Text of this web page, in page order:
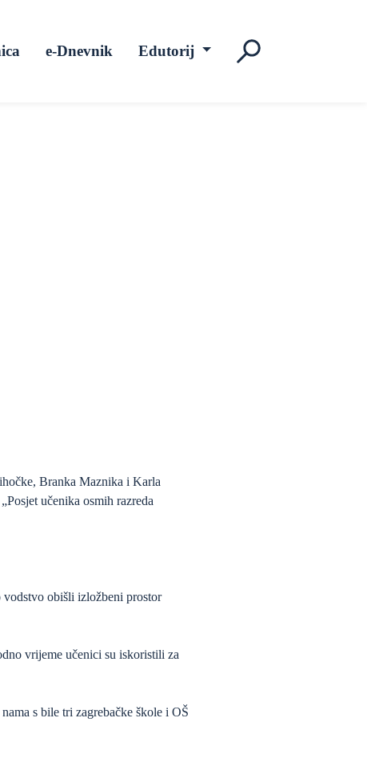
e-Dnevnik Edutorij
Branka Maznika i Karla
učenika osmih razreda
obišli izložbeni prostor
vrijeme učenici su iskoristili za
s bile tri zagrebačke škole i OŠ